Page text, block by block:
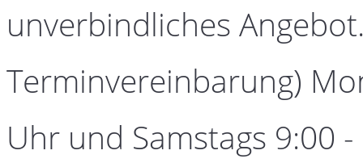
unverbindliches
Terminvereinbarung)
Uhr und Samstags 9:00